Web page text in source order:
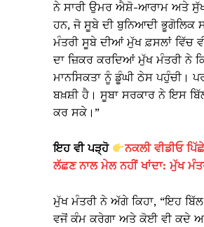
ਨੇ ਸਾਰੀ ਉਮਰ ਐਸ਼ੋ-ਆਰਾਮ ਅਤੇ
ਹਨ, ਜੋ ਸੂਬੇ ਦੀ ਬੁਨਿਆਦੀ ਭੂਗੋਲਿਕ
ਮੰਤਰੀ ਸੂਬੇ ਦੀਆਂ ਮੁੱਖ ਫ਼ਸਲਾਂ ਵਿੱਚ
ਦਾ ਜ਼ਿਕਰ ਕਰਦਿਆਂ ਮੁੱਖ ਮੰਤਰੀ ਨੇ
ਮਾਨਸਿਕਤਾ ਨੂੰ ਡੂੰਘੀ ਠੇਸ ਪਹੁੰਚੀ।
ਬਖ਼ਸ਼ੀ ਹੈ। ਸੂਬਾ ਸਰਕਾਰ ਨੇ ਇਸ
ਕਰ ਸਕੇ।”
ਇਹ ਵੀ ਪੜ੍ਹੋ
ਨਕਲੀ ਵੀਡੀਓ
ਲੱਛਣ ਨਾਲ ਮੇਲ ਨਹੀਂ ਖਾਂਦਾ: ਮੁੱਖ
ਮੁੱਖ ਮੰਤਰੀ ਨੇ ਅੱਗੇ ਕਿਹਾ, “ਇਹ
ਵਜੋਂ ਕੰਮ ਕਰੇਗਾ ਅਤੇ ਕੋਈ ਵੀ ਕਦੇ